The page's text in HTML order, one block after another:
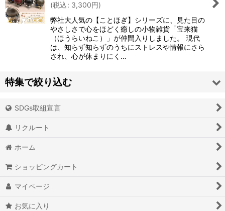
(税込: 3,300円)
弊社大人気の【ことほぎ】シリーズに、見た目の
やさしさで心をほどく癒しの小物雑貨「宝来猫
（ほうらいねこ）」が仲間入りしました。 現代
は、知らず知らずのうちにストレスや情報にさら
され、心が休まりにく…
特集で絞り込む
アイオライト
アイスクォーツ
アイリスクォーツ
SDGs取組宣言
リクルート
ホーム
ショッピングカート
マイページ
お気に入り